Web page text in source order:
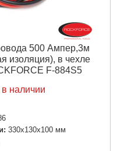
500 Aмпер,3м
изоляция), в чехле
F-884S5
в наличии
330x130x100 мм